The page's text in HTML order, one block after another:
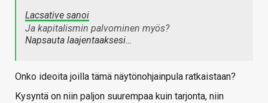
Lacsative sanoi
Ja kapitalismin palvominen myös?
Napsauta laajentaaksesi…
Onko ideoita joilla tämä näytönohjainpula ratkaistaan?
Kysyntä on niin paljon suurempaa kuin tarjonta, niin